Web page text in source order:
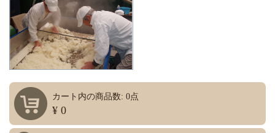
カート内の商品数: 0点
¥ 0